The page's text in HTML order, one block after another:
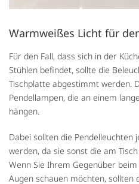
Warmweißes Licht für
Für den Fall, dass sich in der
Stühlen befindet, sollte die
Tischplatte abgestimmt werden.
Pendellampen, die an einem
hängen.
Dabei sollten die
werden, da sie sonst die am
Wenn Sie Ihrem Gegenüber
Augen schauen möchten, sollten